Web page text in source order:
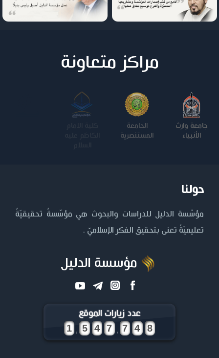
مراكز متعاونة
جامعة وارث
الأنبياء
الجامعة
المستنصرية
حولنا
مؤسّسة الدليل للدراسات والبحوث هي مؤسّسةٌ تحقيقيّةٌ
تعليميّةٌ تعنى بتحقيق الفكر الإسلاميّ .
مؤسسة الدليل
عدد زيارات الموقع
, ,